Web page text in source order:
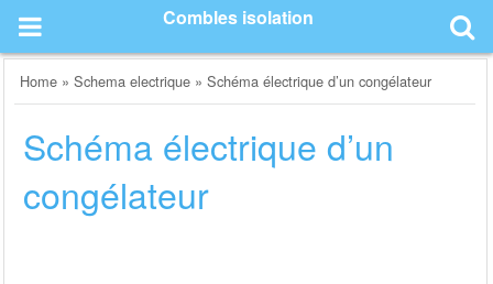
content
Combles isolation
Home »Schema electrique »Schéma électrique d’un congélateur
Schéma électrique d’un
congélateur